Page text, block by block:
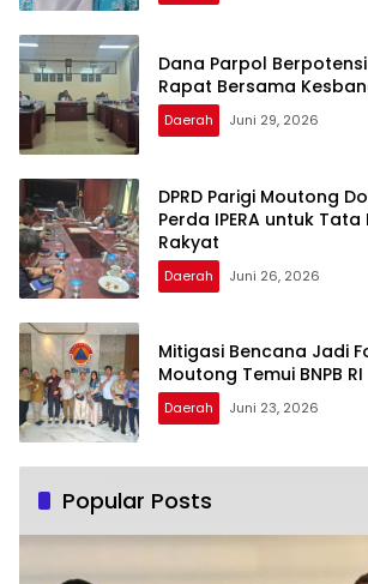
Dana Parpol Berpotensi
Rapat Bersama
Daerah Juni 29, 2026
DPRD Parigi Moutong
Perda IPERA untuk
Rakyat
Daerah Juni 26, 2026
Mitigasi Bencana Jadi
Moutong Temui BNPB RI
Daerah Juni 23, 2026
Popular Posts